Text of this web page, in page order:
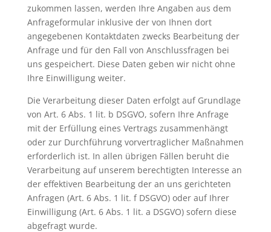
zukommen lassen, werden Ihre Angaben aus dem
Anfrageformular inklusive der von Ihnen dort
angegebenen Kontaktdaten zwecks Bearbeitung der
Anfrage und für den Fall von Anschlussfragen bei
uns gespeichert. Diese Daten geben wir nicht ohne
Ihre Einwilligung weiter.
Die Verarbeitung dieser Daten erfolgt auf Grundlage
von Art. 6 Abs. 1 lit. b DSGVO, sofern Ihre Anfrage
mit der Erfüllung eines Vertrags zusammenhängt
oder zur Durchführung vorvertraglicher Maßnahmen
erforderlich ist. In allen übrigen Fällen beruht die
Verarbeitung auf unserem berechtigten Interesse an
der effektiven Bearbeitung der an uns gerichteten
Anfragen (Art. 6 Abs. 1 lit. f DSGVO) oder auf Ihrer
Einwilligung (Art. 6 Abs. 1 lit. a DSGVO) sofern diese
abgefragt wurde.